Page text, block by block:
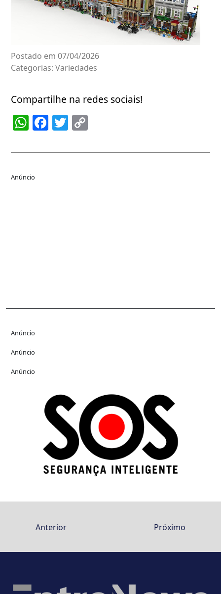
Postado em 07/04/2026
Categorias: Variedades
Compartilhe na redes sociais!
WhatsApp
Facebook
Twitter
Anúncio
Anúncio
Anúncio
Anúncio
Anterior Próximo